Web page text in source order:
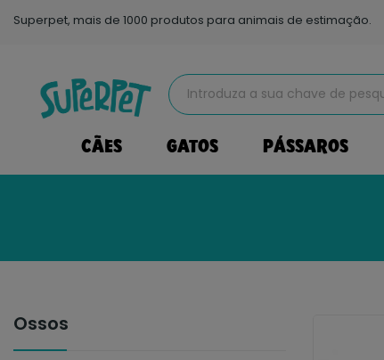
Superpet, mais de 1000 produtos para animais de estimação.
CÃES GATOS PÁSSAROS
Ossos